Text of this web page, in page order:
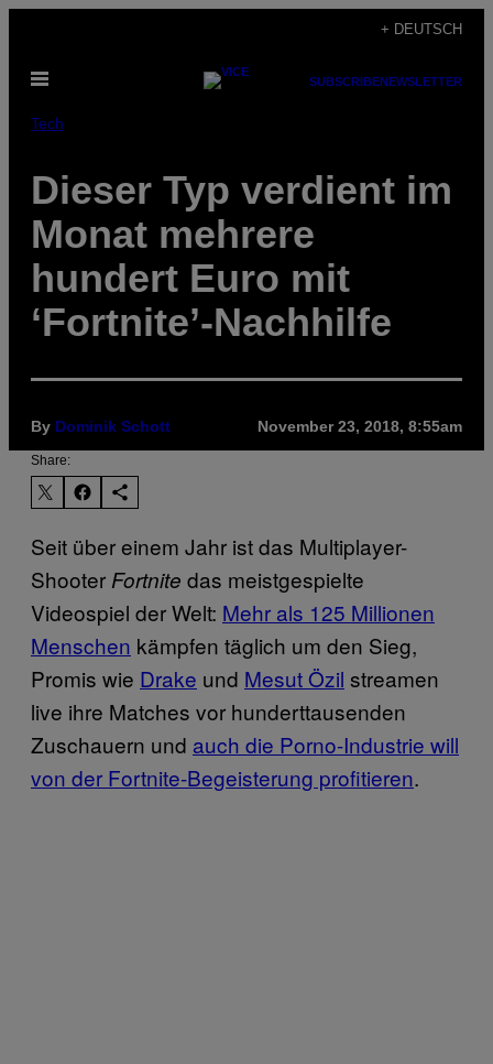
content
+ DEUTSCH
Open
SUBSCRIBENEWSLETTER
Tech
Dieser Typ verdient im
Monat mehrere
hundert Euro mit
‘Fortnite’-Nachhilfe
By Dominik Schott November 23, 2018, 8:55am
Share:
Seit über einem Jahr ist das Multiplayer-
Shooter Fortnite das meistgespielte
Videospiel der Welt: Mehr als 125 Millionen
Menschen kämpfen täglich um den Sieg,
Promis wie Drake und Mesut Özil streamen
live ihre Matches vor hunderttausenden
Zuschauern und auch die Porno-Industrie will
von der Fortnite-Begeisterung profitieren.